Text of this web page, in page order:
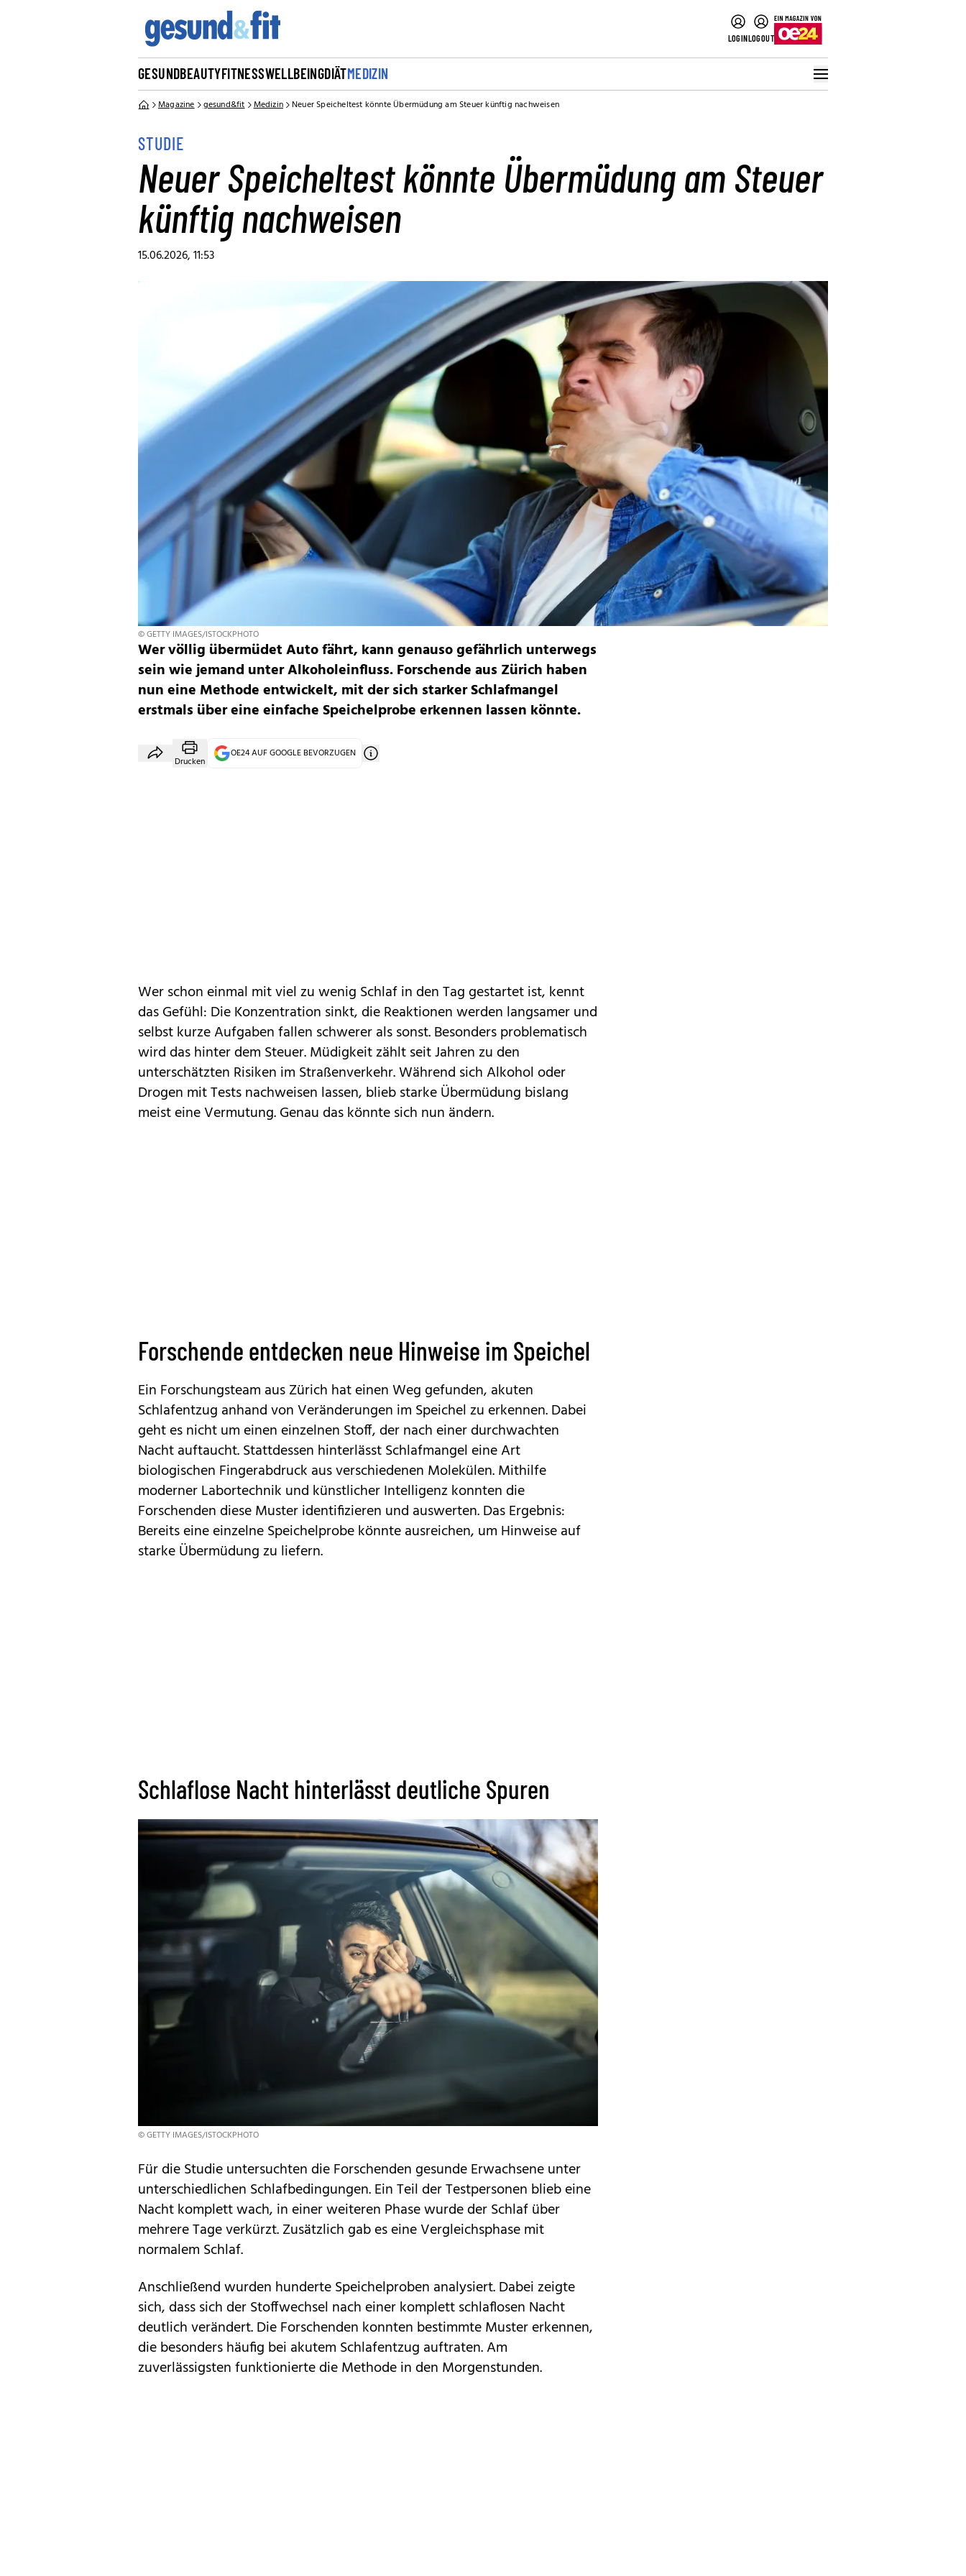
LOGINLOGOUT
GESUNDBEAUTYFITNESSWELLBEINGDIÄTMEDIZIN
Magazine gesund&fit Medizin Neuer Speicheltest könnte Übermüdung am Steuer künftig nachweisen
STUDIE
Neuer Speicheltest könnte Übermüdung am Steuer
künftig nachweisen
15.06.2026, 11:53
© GETTY IMAGES/ISTOCKPHOTO
Wer völlig übermüdet Auto fährt, kann genauso gefährlich unterwegs
sein wie jemand unter Alkoholeinfluss. Forschende aus Zürich haben
nun eine Methode entwickelt, mit der sich starker Schlafmangel
erstmals über eine einfache Speichelprobe erkennen lassen könnte.
Drucken
OE24 AUF GOOGLE BEVORZUGEN
Wer schon einmal mit viel zu wenig Schlaf in den Tag gestartet ist, kennt
das Gefühl: Die Konzentration sinkt, die Reaktionen werden langsamer und
selbst kurze Aufgaben fallen schwerer als sonst. Besonders problematisch
wird das hinter dem Steuer. Müdigkeit zählt seit Jahren zu den
unterschätzten Risiken im Straßenverkehr. Während sichAlkoholoder
Drogen mit Tests nachweisen lassen, blieb starke Übermüdung bislang
meist eine Vermutung. Genau das könnte sich nun ändern.
Forschende entdecken neue Hinweise im Speichel
Ein Forschungsteam aus Zürich hat einen Weg gefunden, akuten
Schlafentzug anhand von Veränderungen im Speichel zu erkennen. Dabei
geht es nicht um einen einzelnen Stoff, der nach einer durchwachten
Nacht auftaucht. Stattdessen hinterlässt Schlafmangel eine Art
biologischen Fingerabdruck aus verschiedenen Molekülen. Mithilfe
moderner Labortechnik und künstlicher Intelligenz konnten die
Forschenden diese Muster identifizieren und auswerten. Das Ergebnis:
Bereits eine einzelne Speichelprobe könnte ausreichen, um Hinweise auf
starke Übermüdung zu liefern.
Schlaflose Nacht hinterlässt deutliche Spuren
© GETTY IMAGES/ISTOCKPHOTO
Für die Studie untersuchten die Forschenden gesunde Erwachsene unter
unterschiedlichen Schlafbedingungen. Ein Teil der Testpersonen blieb eine
Nacht komplett wach, in einer weiteren Phase wurde der Schlaf über
mehrere Tage verkürzt. Zusätzlich gab es eine Vergleichsphase mit
normalem Schlaf.
Anschließend wurden hunderte Speichelproben analysiert. Dabei zeigte
sich, dass sich der Stoffwechsel nach einer komplett schlaflosen Nacht
deutlich verändert. Die Forschenden konnten bestimmte Muster erkennen,
die besonders häufig bei akutem Schlafentzug auftraten. Am
zuverlässigsten funktionierte die Methode in den Morgenstunden.